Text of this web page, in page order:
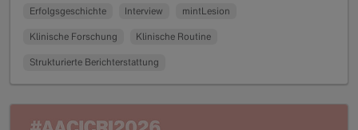
Erfolgsgeschichte Interview mintLesion
Klinische Forschung Klinische Routine
Strukturierte Berichterstattung